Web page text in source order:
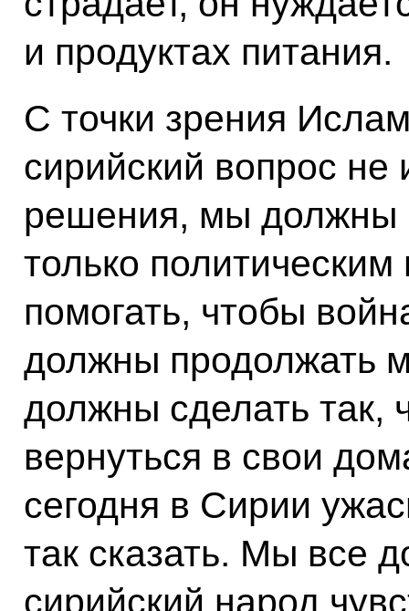
и продуктах питания.
С точки зрения
сирийский вопрос не
решения, мы должны
только
помогать, чтобы
должны продолжать
должны сделать так,
вернуться в свои
сегодня в Сирии
так сказать. Мы все
сирийский народ